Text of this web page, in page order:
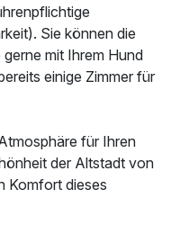
Sie können die
mit Ihrem Hund
einige Zimmer für
für Ihren
der Altstadt von
Komfort dieses